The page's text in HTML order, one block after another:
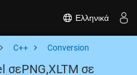
Ελληνικά
C++ Conversion
σεPNG,XLTM σε